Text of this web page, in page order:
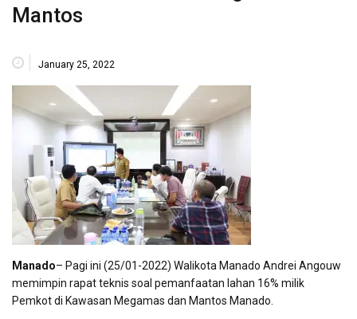
Mantos
January 25, 2022
Manado– Pagi ini (25/01-2022) Walikota Manado Andrei Angouw
memimpin rapat teknis soal pemanfaatan lahan 16% milik
Pemkot di Kawasan Megamas dan Mantos Manado.